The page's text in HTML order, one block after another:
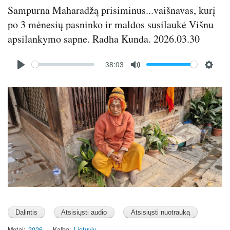
Sampurna Maharadžą prisiminus...vaišnavas, kurį
po 3 mėnesių pasninko ir maldos susilaukė Višnu
apsilankymo sapne. Radha Kunda. 2026.03.30
l
a
y
38:03
u
t
e
e
t
t
i
n
g
s
Image